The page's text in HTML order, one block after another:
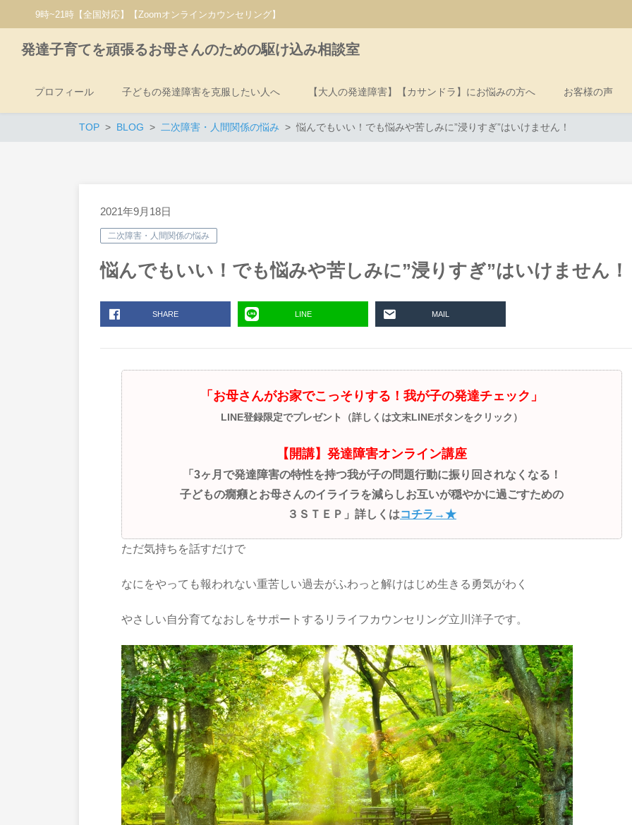
9時~21時【全国対応】【Zoomオンラインカウンセリング】
発達子育てを頑張るお母さんのための駆け込み相談室
プロフィール 子どもの発達障害を克服したい人へ 【大人の発達障害】【カサンドラ】にお悩みの方へ お客様の声
TOP BLOG 二次障害・人間関係の悩み 悩んでもいい！でも悩みや苦しみに”浸りすぎ”はいけません！
2021年9月18日
二次障害・人間関係の悩み
悩んでもいい！でも悩みや苦しみに”浸りすぎ”はいけません！
SHARE LINE MAIL
「お母さんがお家でこっそりする！我が子の発達チェック」
LINE登録限定でプレゼント（詳しくは文末LINEボタンをクリック）
【開講】発達障害オンライン講座
「3ヶ月で発達障害の特性を持つ我が子の問題行動に振り回されなくなる！
子どもの癇癪とお母さんのイライラを減らしお互いが穏やかに過ごすための
３ＳＴＥＰ」詳しくはコチラ→★
ただ気持ちを話すだけで
なにをやっても報われない重苦しい過去がふわっと解けはじめ生きる勇気がわく
やさしい自分育てなおしをサポートするリライフカウンセリング立川洋子です。